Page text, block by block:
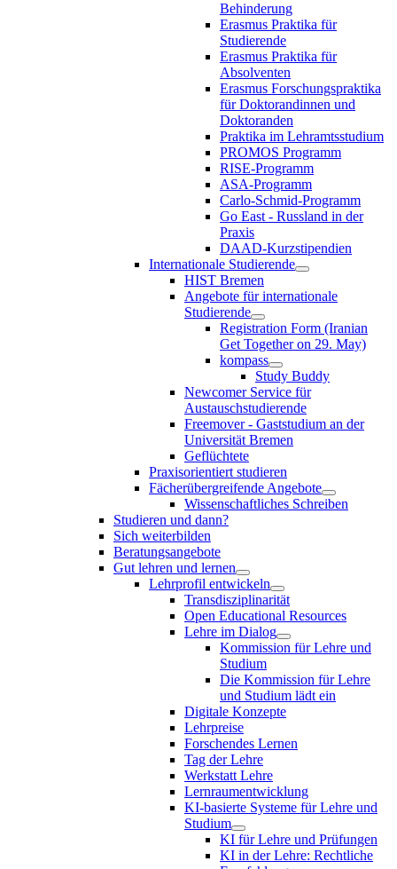
Behinderung
Erasmus Praktika für
Studierende
Erasmus Praktika für
Absolventen
Erasmus Forschungspraktika
für Doktorandinnen und
Doktoranden
Praktika im Lehramtsstudium
PROMOS Programm
RISE-Programm
ASA-Programm
Carlo-Schmid-Programm
Go East - Russland in der
Praxis
DAAD-Kurzstipendien
Internationale Studierende
HIST Bremen
Angebote für internationale
Studierende
Registration Form (Iranian
Get Together on 29. May)
kompass
Study Buddy
Newcomer Service für
Austauschstudierende
Freemover - Gaststudium an der
Universität Bremen
Geflüchtete
Praxisorientiert studieren
Fächerübergreifende Angebote
Wissenschaftliches Schreiben
Studieren und dann?
Sich weiterbilden
Beratungsangebote
Gut lehren und lernen
Lehrprofil entwickeln
Transdisziplinarität
Open Educational Resources
Lehre im Dialog
Kommission für Lehre und
Studium
Die Kommission für Lehre
und Studium lädt ein
Digitale Konzepte
Lehrpreise
Forschendes Lernen
Tag der Lehre
Werkstatt Lehre
Lernraumentwicklung
KI-basierte Systeme für Lehre und
Studium
KI für Lehre und Prüfungen
KI in der Lehre: Rechtliche